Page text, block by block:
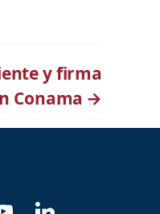
y firma
Conama →